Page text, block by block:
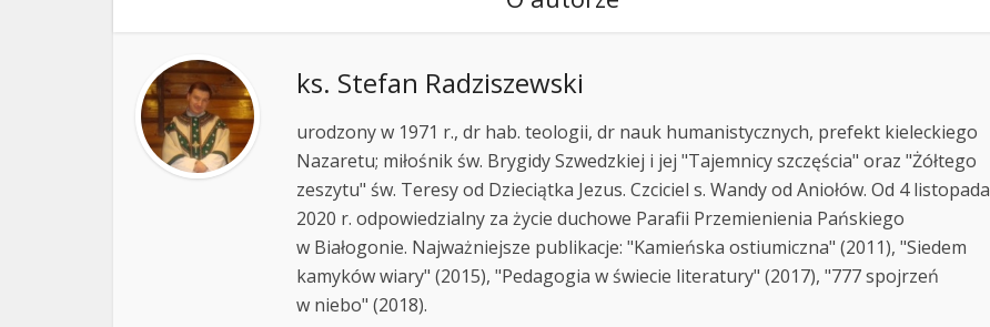
ks. Stefan Radziszewski
urodzony w 1971 r., dr hab. teologii, dr nauk humanistycznych, prefekt kieleckiego
Nazaretu; miłośnik św. Brygidy Szwedzkiej i jej "Tajemnicy szczęścia" oraz "Żółtego
zeszytu" św. Teresy od Dzieciątka Jezus. Czciciel s. Wandy od Aniołów. Od 4 listopada
2020 r. odpowiedzialny za życie duchowe Parafii Przemienienia Pańskiego
w Białogonie. Najważniejsze publikacje: "Kamieńska ostiumiczna" (2011), "Siedem
kamyków wiary" (2015), "Pedagogia w świecie literatury" (2017), "777 spojrzeń
w niebo" (2018).